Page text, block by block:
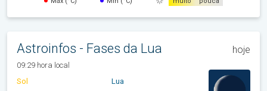
Astroinfos - Fases da Lua hoje
09:29 hora local
Sol
Lua